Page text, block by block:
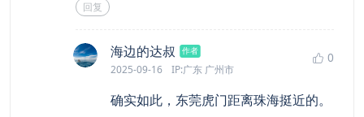
回复
0
海边的达叔says:
作者
2025-09-16 IP:广东 广州市
确实如此，东莞虎门距离珠海挺近的。